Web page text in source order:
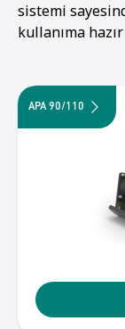
sistemi
kullanıma
APA 90/110